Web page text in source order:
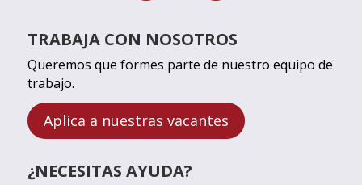
TRABAJA CON NOSOTROS
Queremos que formes parte de nuestro equipo de
trabajo.
Aplica a nuestras vacantes
¿NECESITAS AYUDA?